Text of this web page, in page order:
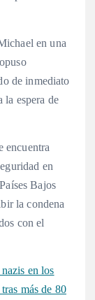
en una
de inmediato
la espera de
encuentra
en
Bajos
la condena
con el
en los
más de 80